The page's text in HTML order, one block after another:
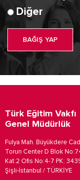
Diğer
BAĞIŞ YAP
Türk Eğitim Vakfı
Genel Müdürlük
Fulya Mah. Büyükdere
Torun Center D Blok
Kat:2 Ofis No:4-7 PK:
Şişli-İstanbul / TÜRKİYE